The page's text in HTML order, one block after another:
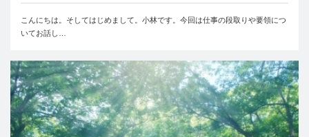
こんにちは。そしてはじめまして。小林です。今回は仕事の段取りや要領につ
いてお話し…